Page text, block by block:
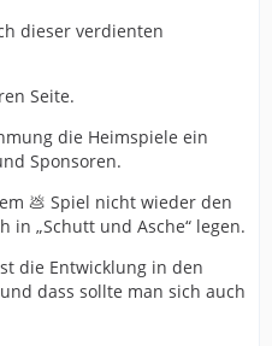
dieser verdienten
Seite.
die Heimspiele ein
Sponsoren.
💩 Spiel nicht wieder den
in „Schutt und Asche“ legen.
die Entwicklung in den
dass sollte man sich auch